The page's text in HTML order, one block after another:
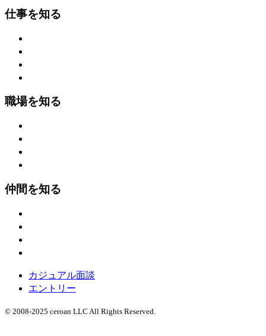
仕事を知る
職場を知る
仲間を知る
カジュアル面談
エントリー
© 2008-2025 ceroan LLC All Rights Reserved.